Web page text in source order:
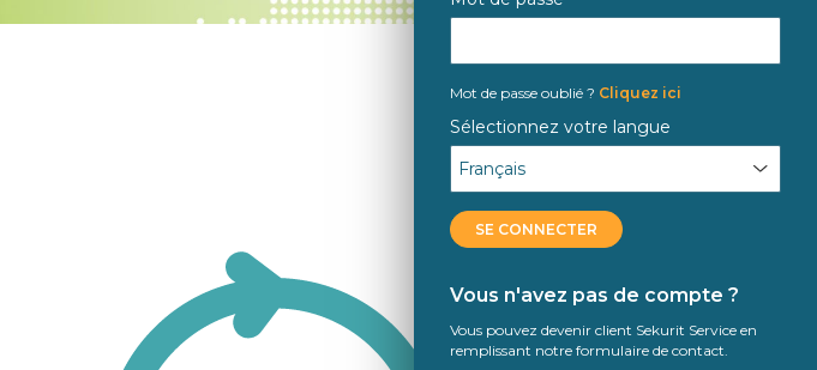
Mot de passe oublié ? Cliquez ici
Sélectionnez votre langue
SE CONNECTER
Vous n'avez pas de compte ?
Vous pouvez devenir client Sekurit Service en
remplissant notre formulaire de contact.